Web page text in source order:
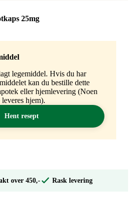
25mg
legemiddel. Hvis du har
kan du bestille dette
eller hjemlevering (Noen
hjem).
Hent resept
over 450,- Rask levering